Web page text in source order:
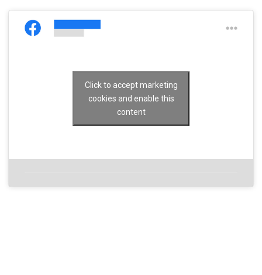
Click to accept marketing
cookies and enable this
content